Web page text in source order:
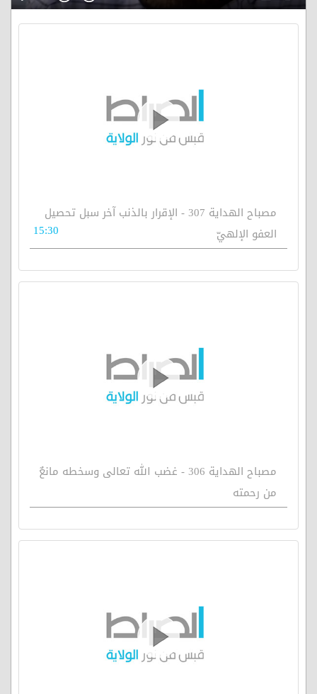
مصباح الهداية 307 - الإقرار بالذنب آخر سبل تحصيل
العفو الإلهيّ
15:30
مصباح الهداية 306 - غضب الله تعالى وسخطه مانعٌ
من رحمته